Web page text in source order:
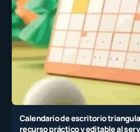
Calendario de escritorio
recurso práctico y editable al